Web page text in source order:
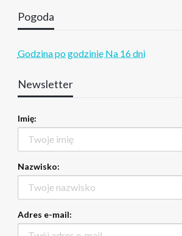
Pogoda
Godzina po godzinie Na 16 dni
Newsletter
Imię:
Nazwisko:
Adres e-mail: